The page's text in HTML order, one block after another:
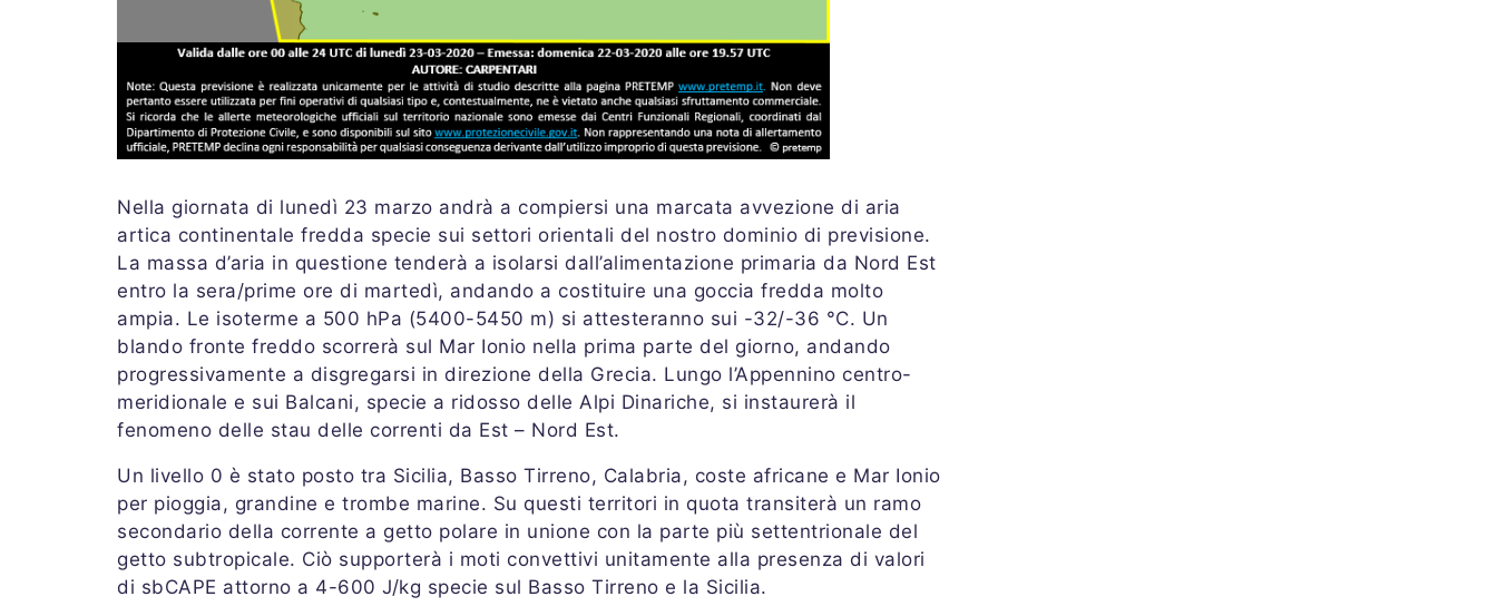
Nella giornata di lunedì 23 marzo andrà a compiersi una marcata avvezione di aria
artica continentale fredda specie sui settori orientali del nostro dominio di previsione.
La massa d’aria in questione tenderà a isolarsi dall’alimentazione primaria da Nord Est
entro la sera/prime ore di martedì, andando a costituire una goccia fredda molto
ampia. Le isoterme a 500 hPa (5400-5450 m) si attesteranno sui -32/-36 °C. Un
blando fronte freddo scorrerà sul Mar Ionio nella prima parte del giorno, andando
progressivamente a disgregarsi in direzione della Grecia. Lungo l’Appennino centro-
meridionale e sui Balcani, specie a ridosso delle Alpi Dinariche, si instaurerà il
fenomeno delle stau delle correnti da Est – Nord Est.
Un livello 0 è stato posto tra Sicilia, Basso Tirreno, Calabria, coste africane e Mar Ionio
per pioggia, grandine e trombe marine. Su questi territori in quota transiterà un ramo
secondario della corrente a getto polare in unione con la parte più settentrionale del
getto subtropicale. Ciò supporterà i moti convettivi unitamente alla presenza di valori
di sbCAPE attorno a 4-600 J/kg specie sul Basso Tirreno e la Sicilia.